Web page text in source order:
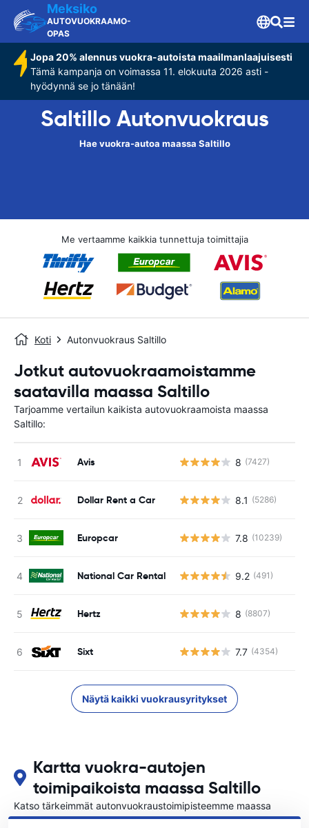
Meksiko
AUTOVUOKRAAMO-
OPAS
Jopa 20% alennus vuokra-autoista maailmanlaajuisesti
Tämä kampanja on voimassa 11. elokuuta 2026 asti -
hyödynnä se jo tänään!
Saltillo Autonvuokraus
Hae vuokra-autoa maassa Saltillo
Me vertaamme kaikkia tunnettuja toimittajia
Koti Autonvuokraus Saltillo
Jotkut autovuokraamoistamme
saatavilla maassa Saltillo
Tarjoamme vertailun kaikista autovuokraamoista maassa
Saltillo:
Avis 8 (7427)
Dollar Rent a Car 8.1 (5286)
Europcar 7.8 (10239)
National Car Rental 9.2 (491)
Hertz 8 (8807)
Sixt 7.7 (4354)
Näytä kaikki vuokrausyritykset
Kartta vuokra-autojen
toimipaikoista maassa Saltillo
Katso tärkeimmät autonvuokraustoimipisteemme maassa
Saltillo